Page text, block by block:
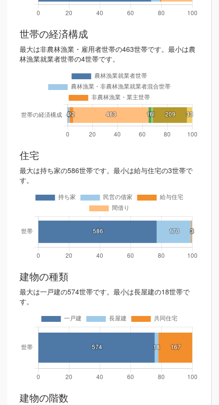
世帯の経済構成
最大は非農林漁業・雇用者世帯の463世帯です。最小は農
林漁業就業者世帯の4世帯です。
住宅
最大は持ち家の586世帯です。最小は給与住宅の3世帯で
す。
建物の種類
最大は一戸建の574世帯です。最小は長屋建の18世帯で
す。
建物の階数